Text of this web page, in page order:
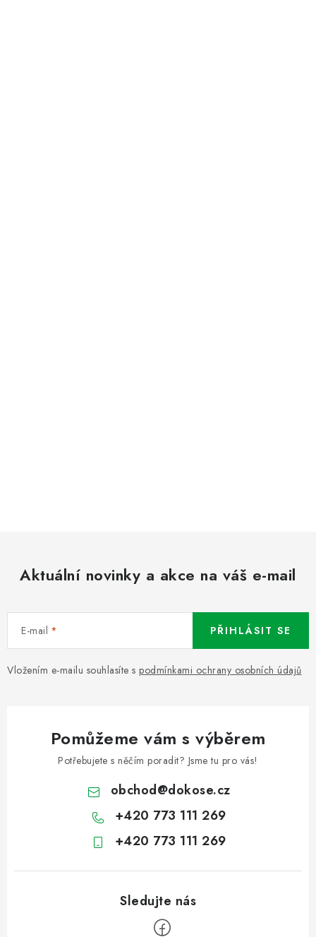
Aktuální novinky a akce na váš e-mail
E-mail
Vložením e-mailu souhlasíte s podmínkami ochrany osobních údajů
PŘIHLÁSIT SE
Pomůžeme vám s výběrem
Potřebujete s něčím poradit? Jsme tu pro vás!
obchod@dokose.cz
+420 773 111 269
+420 773 111 269